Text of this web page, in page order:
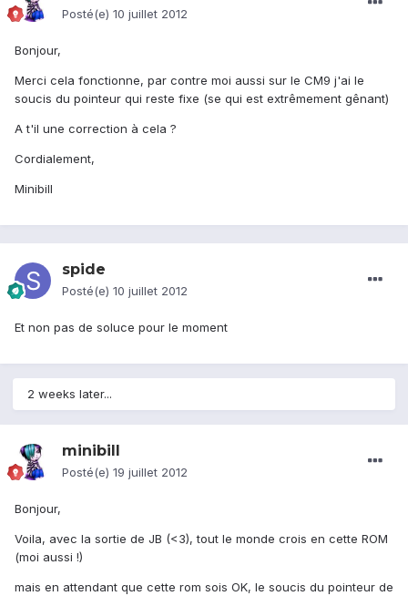
Posté(e) 10 juillet 2012
Bonjour,
Merci cela fonctionne, par contre moi aussi sur le CM9 j'ai le
soucis du pointeur qui reste fixe (se qui est extrêmement gênant)
A t'il une correction à cela ?
Cordialement,
Minibill
spide
Posté(e) 10 juillet 2012
Et non pas de soluce pour le moment
2 weeks later...
minibill
Posté(e) 19 juillet 2012
Bonjour,
Voila, avec la sortie de JB (<3), tout le monde crois en cette ROM
(moi aussi !)
mais en attendant que cette rom sois OK, le soucis du pointeur de